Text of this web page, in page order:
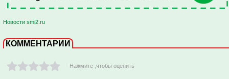
Новости smi2.ru
КОММЕНТАРИИ
- Нажмите ,чтобы оценить